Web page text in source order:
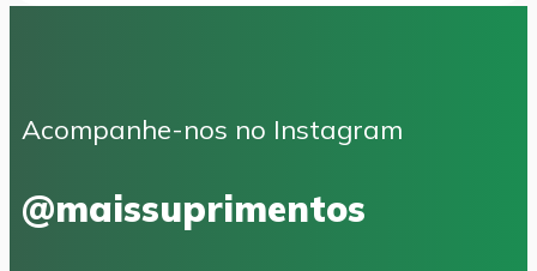
Acompanhe-nos no Instagram
@maissuprimentos